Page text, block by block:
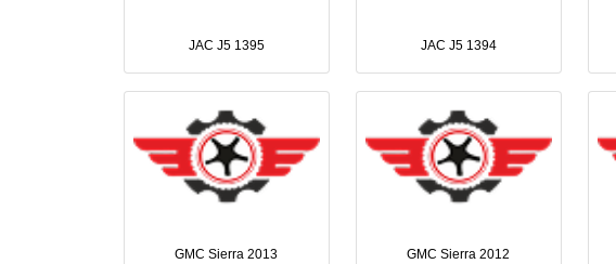
JAC J5 1394
JAC J5 1395
GMC Sierra 2012
GMC Sierra 2013